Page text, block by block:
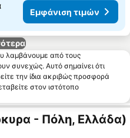
Εμφάνιση τιμών
λαμβάνουμε από τους
συνεχώς. Αυτό σημαίνει ότι
την ίδια ακριβώς προσφορά
στον ιστότοπο
- Πόλη, Ελλάδα)